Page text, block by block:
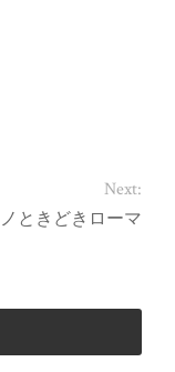
Next:
ときどきローマ